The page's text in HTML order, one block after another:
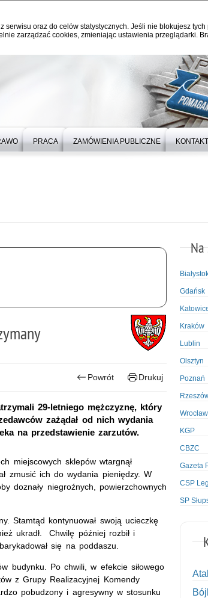
oraz do celów statystycznych. Jeśli nie blokujesz
zarządzać cookies, zmieniając ustawienia przeglądarki.
PRACA ZAMÓWIENIA PUBLICZNE KONTAKT
Powrót Drukuj
29-letniego mężczyznę, który
zażądał od nich wydania
na przedstawienie zarzutów.
miejscowych sklepów wtargnął
zmusić ich do wydania pieniędzy. W
doznały niegroźnych, powierzchownych
Stamtąd kontynuował swoją ucieczkę
ukradł. Chwilę później rozbił i
się na poddaszu.
budynku. Po chwili, w efekcie siłowego
z Grupy Realizacyjnej Komendy
pobudzony i agresywny w stosunku
Gdańsk
Kraków
Lublin
Olsztyn
Poznań
Wrocław
KGP
CBZC
Gazeta
CSP
SP